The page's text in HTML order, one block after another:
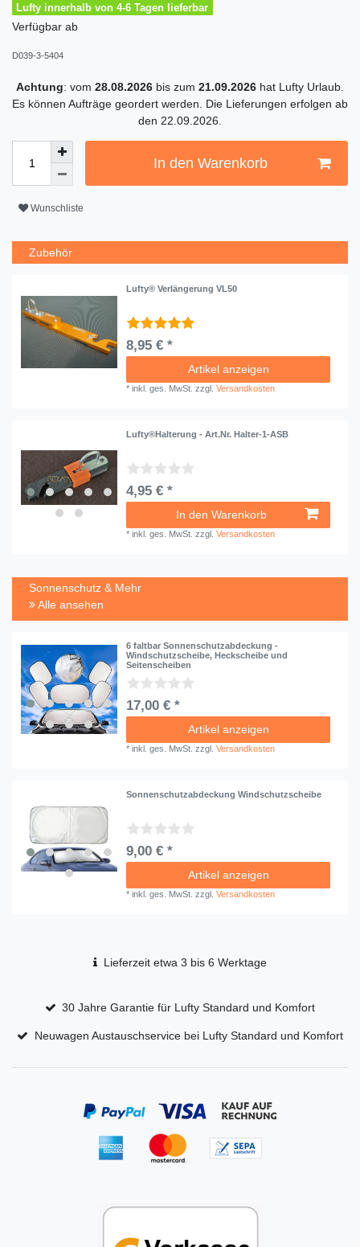
Lufty innerhalb von 4-6 Tagen lieferbar
Verfügbar ab
D039-3-5404
Achtung: vom 28.08.2026 bis zum 21.09.2026 hat Lufty Urlaub.
Es können Aufträge geordert werden. Die Lieferungen erfolgen ab
den 22.09.2026.
In den Warenkorb
Wunschliste
Zubehör
Lufty® Verlängerung VL50
8,95 € *
Artikel anzeigen
*inkl. ges. MwSt. zzgl.Versandkosten
Lufty®Halterung - Art.Nr. Halter-1-ASB
4,95 € *
In den Warenkorb
*inkl. ges. MwSt. zzgl.Versandkosten
Sonnenschutz & Mehr
Alle ansehen
6 faltbar Sonnenschutzabdeckung -
Windschutzscheibe, Heckscheibe und
Seitenscheiben
17,00 € *
Artikel anzeigen
*inkl. ges. MwSt. zzgl.Versandkosten
Sonnenschutzabdeckung Windschutzscheibe
9,00 € *
Artikel anzeigen
*inkl. ges. MwSt. zzgl.Versandkosten
Lieferzeit etwa 3 bis 6 Werktage
30 Jahre Garantie für Lufty Standard und Komfort
Neuwagen Austauschservice bei Lufty Standard und Komfort